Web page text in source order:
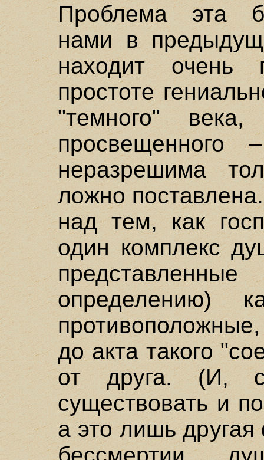
Проблема эта
нами в
находит
простоте
"темного"
просвещенного
неразрешима
ложно
над тем, как
один комплекс
определению)
до акта такого
от друга. (И,
существовать и
а это лишь
бессмертии